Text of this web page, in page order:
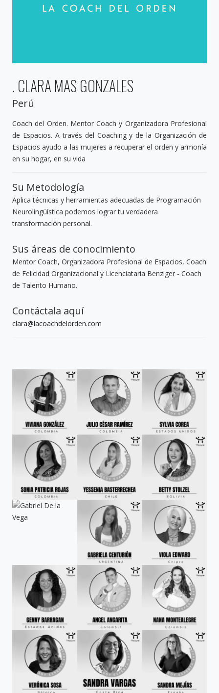
. CLARA MAS GONZALES
Perú
Coach del Orden. Mentor Coach y Organizadora Profesional
de Espacios. A través del Coaching y de la Organización de
Espacios ayudo a las mujeres a recuperar el orden y armonía
en su hogar, en su vida
Su Metodología
Aplica técnicas y herramientas adecuadas de Programación
Neurolingüística podemos lograr tu verdadera
transformación personal.
Sus áreas de conocimiento
Mentor Coach, Organizadora Profesional de Espacios, Coach
de Felicidad Organizacional y Licenciataria Benziger - Coach
de Talento Humano.
Contáctala aquí
clara@lacoachdelorden.com